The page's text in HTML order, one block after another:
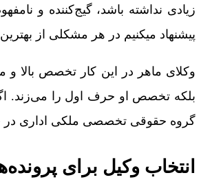
زیادی نداشته باشد، گیج‌کننده و
پیشنهاد می­کنیم در هر مشکلی از
وکلای ماهر در این کار تخصص بالا و
بلکه تخصص او حرف اول را می‌زند.
گروه حقوقی تخصصی ملکی اداری در
انتخاب وکیل برای